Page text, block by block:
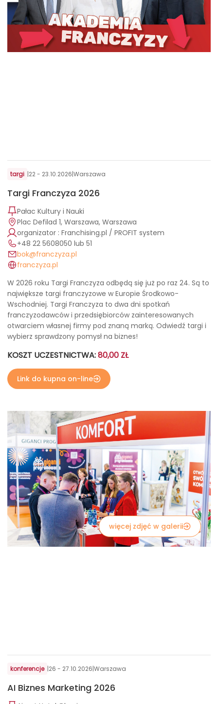
targi |22 - 23.10.2026|Warszawa
Targi Franczyza 2026
Pałac Kultury i Nauki
Plac Defilad 1, Warszawa, Warszawa
organizator : Franchising.pl / PROFIT system
+48 22 5608050 lub 51
bok@franczyza.pl
franczyza.pl
W 2026 roku Targi Franczyza odbędą się już po raz 24. Są to
największe targi franczyzowe w Europie Środkowo-
Wschodniej. Targi Franczyza to dwa dni spotkań
franczyzodawców i przedsiębiorców zainteresowanych
otwarciem własnej firmy pod znaną marką. Odwiedź targi i
wybierz sprawdzony pomysł na biznes!
KOSZT UCZESTNICTWA:80,00 ZŁ
Link do kupna on-line
więcej zdjęć w galerii
konferencje |26 - 27.10.2026|Warszawa
AI Biznes Marketing 2026